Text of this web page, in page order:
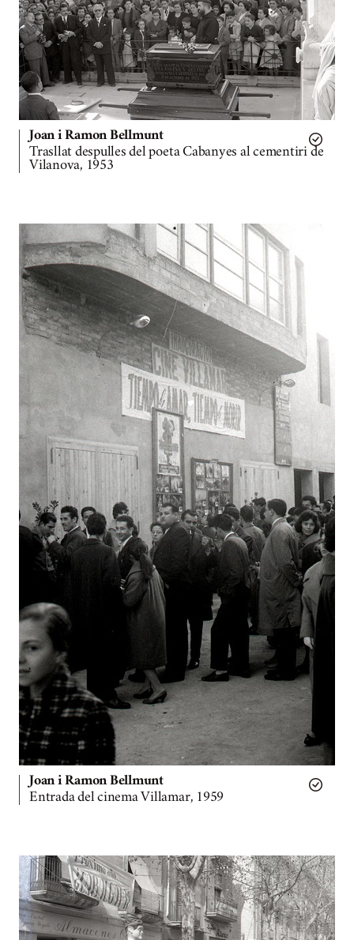
Joan i Ramon Bellmunt
Trasllat despulles del poeta Cabanyes al cementiri de
Vilanova, 1953
Joan i Ramon Bellmunt
Entrada del cinema Villamar, 1959